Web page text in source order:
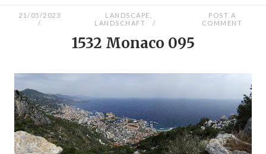
21/05/2023 LANDSCAPE
LANDSCHAFT
POST A
COMMENT
1532 Monaco 095